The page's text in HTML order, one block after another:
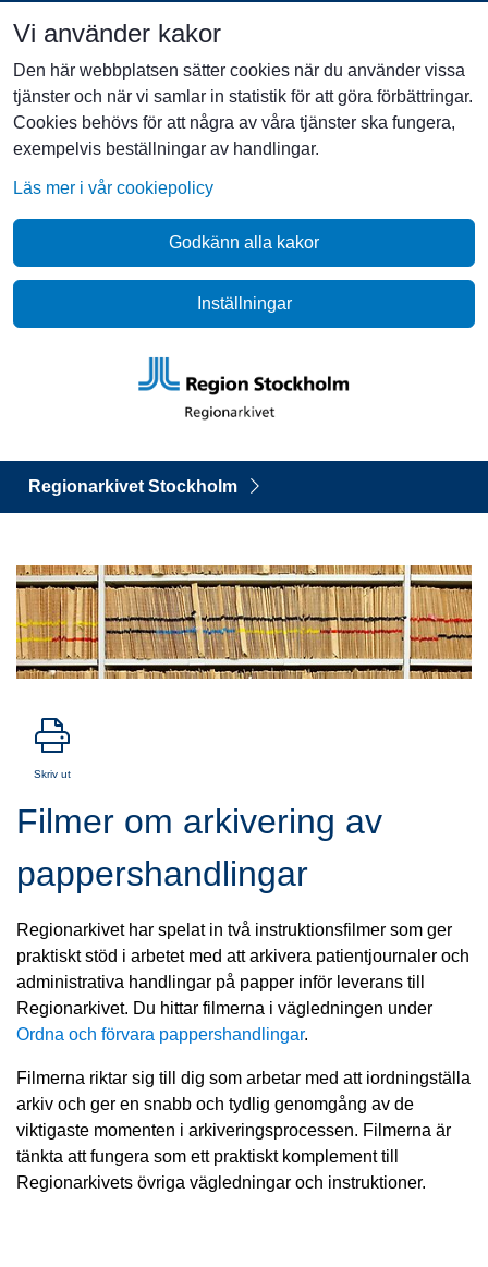
Vi använder kakor
Den här webbplatsen sätter cookies när du använder vissa
tjänster och när vi samlar in statistik för att göra förbättringar.
Cookies behövs för att några av våra tjänster ska fungera,
exempelvis beställningar av handlingar.
Läs mer i vår cookiepolicy
Godkänn alla kakor
Inställningar
Regionarkivet Stockholm
Skriv ut
Filmer om arkivering av
pappershandlingar
Regionarkivet har spelat in två instruktionsfilmer som ger
praktiskt stöd i arbetet med att arkivera patientjournaler och
administrativa handlingar på papper inför leverans till
Ordna och förvara pappershandlingar.
Filmerna riktar sig till dig som arbetar med att iordningställa
arkiv och ger en snabb och tydlig genomgång av de
viktigaste momenten i arkiveringsprocessen. Filmerna är
tänkta att fungera som ett praktiskt komplement till
Regionarkivets övriga vägledningar och instruktioner.